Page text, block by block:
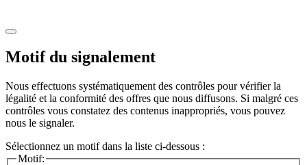
Motif du signalement
Nous effectuons systématiquement des contrôles pour vérifier la
légalité et la conformité des offres que nous diffusons. Si malgré ces
contrôles vous constatez des contenus inappropriés, vous pouvez
nous le signaler.
Sélectionnez un motif dans la liste ci-dessous :
Motif: